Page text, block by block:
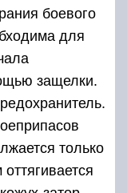
боевого
для
защелки.
только